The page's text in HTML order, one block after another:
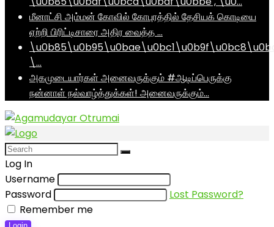
மீனாட்சி அம்மன் கோவில் கோபுரத்தில் தேசியக் கொடியை
ஏற்றி பிரிட்டிசாரை அதிர வைத்த …
\…
அகமுடையார்கள் அனைவருக்கும் #ஆடிப்பெருக்கு
நன்னாள் நல்வாழ்த்துக்கள்! அனைவருக்கும்…
Log In
Username
Password
Lost Password?
Remember me